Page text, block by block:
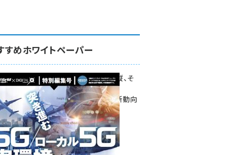
すめホワイトペーパー
環境対策、建機の遠隔操縦、そ
して医療。
次世代通信規格「5G」最新動向
をこの1冊で学ぶ
SmartGrid ニューズレター ×
DIGITAL X 特別編集号 2022
Summer